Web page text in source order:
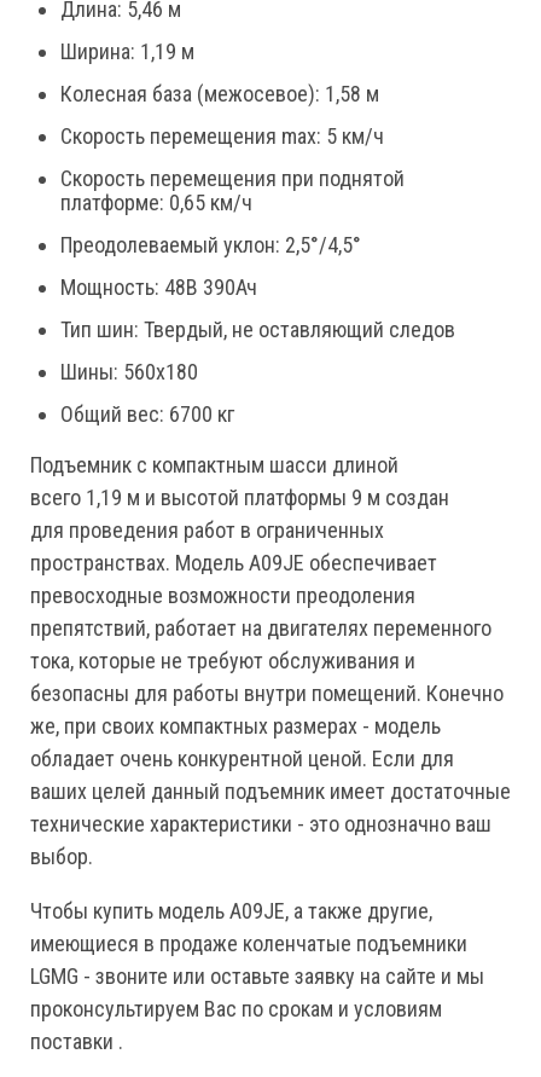
Длина: 5,46 м
Ширина: 1,19 м
Колесная база (межосевое): 1,58 м
Скорость перемещения max: 5 км/ч
Скорость перемещения при поднятой
платформе: 0,65 км/ч
Преодолеваемый уклон: 2,5°/4,5°
Мощность: 48В 390Ач
Тип шин: Твердый, не оставляющий следов
Шины: 560х180
Общий вес: 6700 кг
Подъемник с компактным шасси длиной
всего 1,19 м и высотой платформы 9 м создан
для проведения работ в ограниченных
пространствах. Модель A09JE обеспечивает
превосходные возможности преодоления
препятствий, работает на двигателях переменного
тока, которые не требуют обслуживания и
безопасны для работы внутри помещений. Конечно
же, при своих компактных размерах - модель
обладает очень конкурентной ценой. Если для
ваших целей данный подъемник имеет достаточные
технические характеристики - это однозначно ваш
выбор.
Чтобы купить модель A09JE, а также другие,
имеющиеся в продаже коленчатые подъемники
LGMG - звоните или оставьте заявку на сайте и мы
проконсультируем Вас по срокам и условиям
поставки .